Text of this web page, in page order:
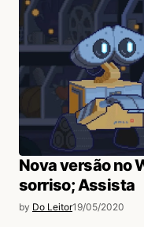
Nova versão no
sorriso; Assista
by Do Leitor19/05/2020